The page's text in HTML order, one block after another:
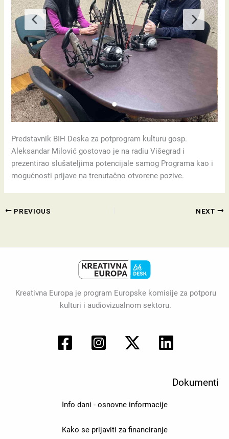
Predstavnik BIH Deska za potprogram kulturu gosp.
Aleksandar Milović gostovao je na radiu Višegrad i
prezentirao slušateljima potencijale samog Programa kao i
mogućnosti prijave na trenutačno otvorene pozive.
PREVIOUS NEXT
Kreativna Europa je program Europske komisije za potporu
kulturi i audiovizualnom sektoru.
Dokumenti
Info dani - osnovne informacije
Kako se prijaviti za financiranje